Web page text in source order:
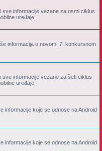
informacije vezane za osmi ciklus
uređaje.
informacija o novom, 7. konkursnom
informacije vezane za šeti ciklus
uređaje.
informacije koje se odnose na Android
informacije koje se odnose na Android